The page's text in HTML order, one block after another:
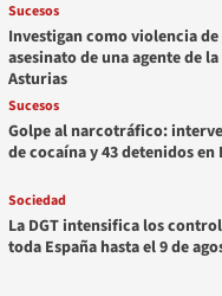
Sucesos
Investigan como violencia
asesinato de una agente de
Asturias
Sucesos
Golpe al narcotráfico:
de cocaína y 43 detenidos en
Sociedad
La DGT intensifica los
toda España hasta el 9 de